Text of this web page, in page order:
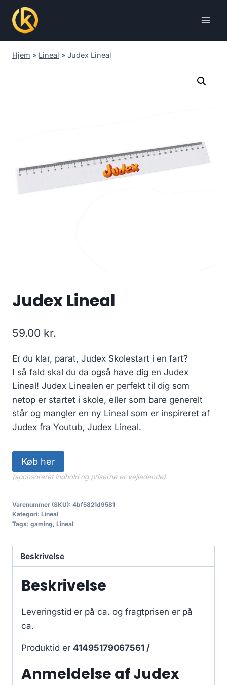
content
Hjem » Lineal » Judex Lineal
Judex Lineal
59.00 kr.
Er du klar, parat, Judex Skolestart i en fart?
I så fald skal du da også have dig en Judex
Lineal! Judex Linealen er perfekt til dig som
netop er startet i skole, eller som bare generelt
står og mangler en ny Lineal som er inspireret af
Judex fra Youtub, Judex Lineal.
Køb her
(sponsoreret indhold og priserne er vejledende)
Varenummer (SKU): 4bf5821d9581
Kategori: Lineal
Tags: gaming, Lineal
Beskrivelse
Beskrivelse
Leveringstid er på ca. og fragtprisen er på
ca.
Produktid er 41495179067561 /
Anmeldelse af Judex